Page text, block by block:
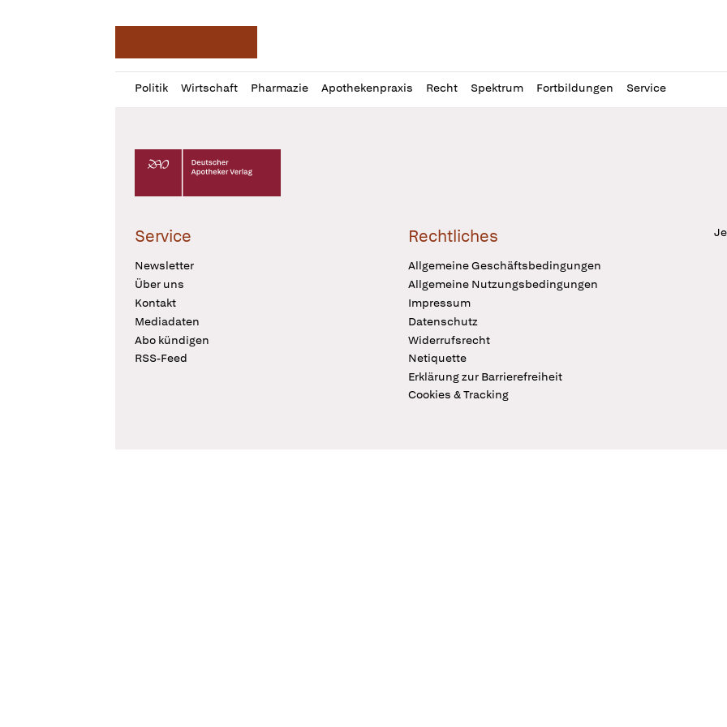
Politik Wirtschaft Pharmazie Apothekenpraxis Recht Spektrum Fortbildungen Service
Profil
öffnen
Daz
Pur
Deutscher Apotheker Verlag Logo
Service
Newsletter
Über uns
Kontakt
Mediadaten
Abo kündigen
RSS-Feed
Rechtliches
Allgemeine Geschäftsbedingungen
Allgemeine Nutzungsbedingungen
Impressum
Datenschutz
Widerrufsrecht
Netiquette
Erklärung zur Barrierefreiheit
Cookies & Tracking